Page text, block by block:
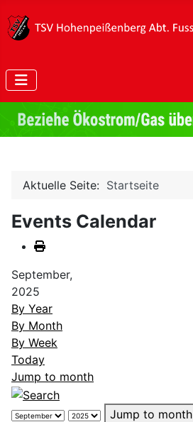
Aktuelle Seite: Startseite
Events Calendar
September,
2025
By Year
By Month
By Week
Today
Jump to month
Jump to month